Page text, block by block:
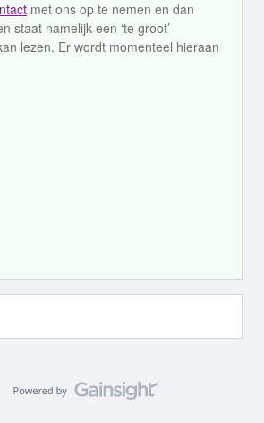
met ons op te nemen en dan
staat namelijk een ‘te groot’
lezen. Er wordt momenteel hieraan